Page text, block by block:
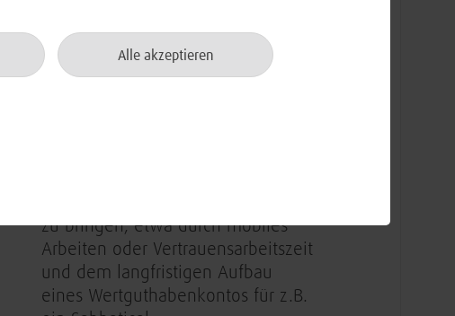
Alle akzeptieren
Über unsere Benefit-App stehen dir
zu bringen, etwa durch mobiles
Arbeiten oder Vertrauensarbeitszeit
und dem langfristigen Aufbau
eines Wertguthabenkontos für z.B.